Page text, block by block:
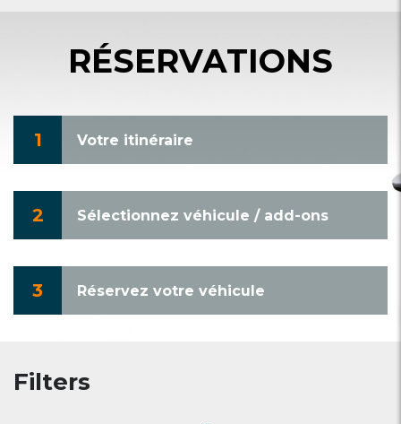
RÉSERVATIONS
1 Votre itinéraire
2 Sélectionnez véhicule / add-ons
3 Réservez votre véhicule
Filters